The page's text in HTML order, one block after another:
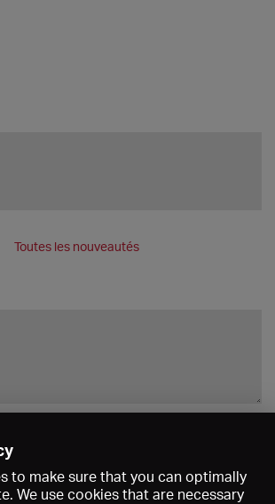
Toutes les nouveautés
to make sure that you can optimally
We use cookies that are necessary